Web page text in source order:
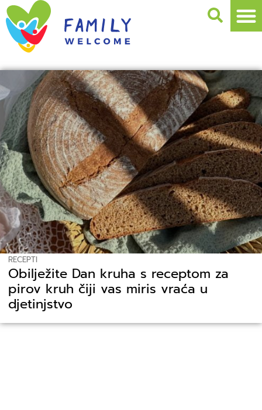
RECEPTI
Obilježite Dan kruha s receptom za
pirov kruh čiji vas miris vraća u
djetinjstvo